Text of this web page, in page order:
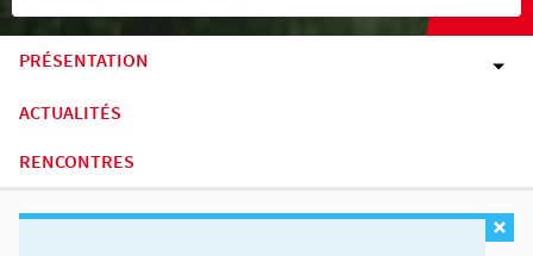
PRÉSENTATION
ACTUALITÉS
RENCONTRES